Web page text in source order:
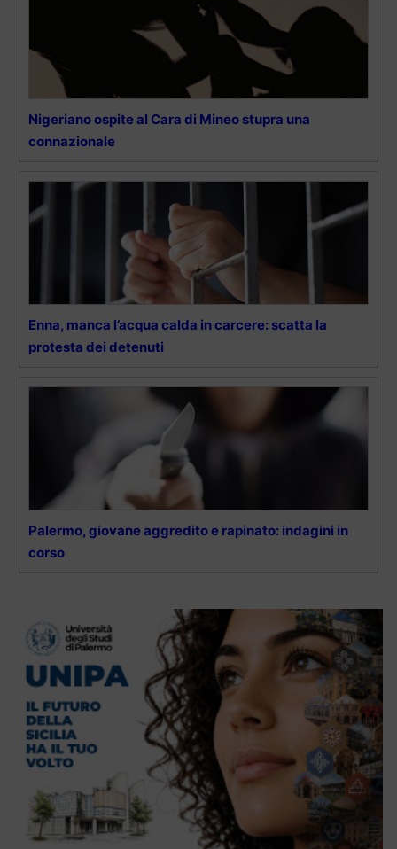
Nigeriano ospite al Cara di Mineo stupra una
connazionale
Enna, manca l’acqua calda in carcere: scatta la
protesta dei detenuti
Palermo, giovane aggredito e rapinato: indagini in
corso